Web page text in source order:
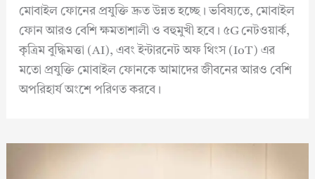
মোবাইল ফোনের প্রযুক্তি দ্রুত উন্নত হচ্ছে। ভবিষ্যতে, মোবাইল
ফোন আরও বেশি ক্ষমতাশালী ও বহুমুখী হবে। ৫G নেটওয়ার্ক,
কৃত্রিম বুদ্ধিমত্তা (AI), এবং ইন্টারনেট অফ থিংস (IoT) এর
মতো প্রযুক্তি মোবাইল ফোনকে আমাদের জীবনের আরও বেশি
অপরিহার্য অংশে পরিণত করবে।